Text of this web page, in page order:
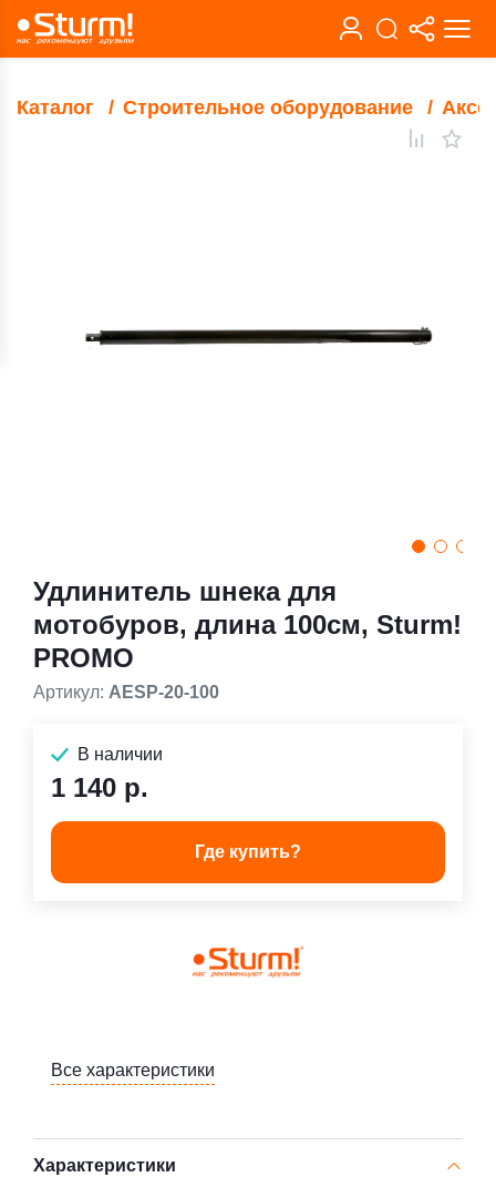
Каталог Строительное оборудование
Удлинитель шнека для
мотобуров, длина 100см, Sturm!
PROMO
Артикул: AESP-20-100
В наличии
1 140 р.
Где купить?
Все характеристики
Характеристики